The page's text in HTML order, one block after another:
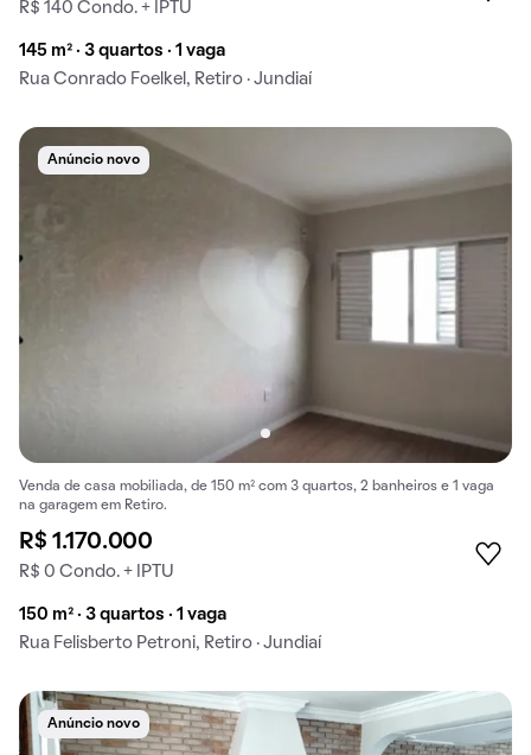
R$ 140 Condo. + IPTU
145 m² · 3 quartos · 1 vaga
Rua Conrado Foelkel, Retiro · Jundiaí
Anúncio novo
Venda de casa mobiliada, de 150 m² com 3 quartos, 2 banheiros e 1 vaga
na garagem em Retiro.
R$ 1.170.000
R$ 0 Condo. + IPTU
150 m² · 3 quartos · 1 vaga
Rua Felisberto Petroni, Retiro · Jundiaí
Anúncio novo